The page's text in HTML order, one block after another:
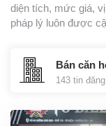
diện tích, mức giá,
pháp lý luôn được
Bán căn
143 tin đăng